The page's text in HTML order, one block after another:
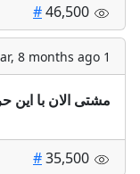
#
1 year, 8 months ago
مشتی الان با این
#